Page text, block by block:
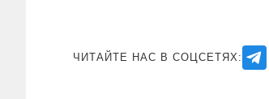
ЧИТАЙТЕ НАС В СОЦСЕТЯХ: